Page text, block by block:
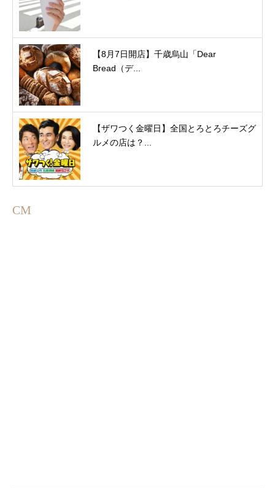
【8月7日開店】千歳烏山「Dear
Bread（デ...
【ザワつく金曜日】全国とろとろチーズグ
ルメの店は？...
CM